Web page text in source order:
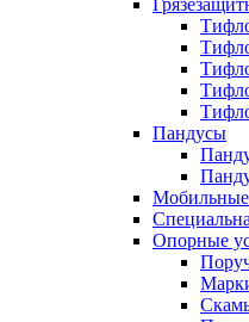
Пандусы
Опорные